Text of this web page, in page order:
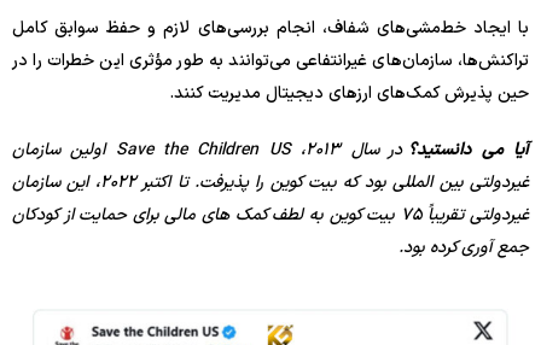
با ایجاد خط‌مشی‌های شفاف، انجام بررسی‌های لازم و حفظ سوابق کامل
تراکنش‌ها، سازمان‌های غیرانتفاعی می‌توانند به طور مؤثری این خطرات را در
حین پذیرش کمک‌های ارزهای دیجیتال مدیریت کنند.
آیا می دانستید؟
در سال 2013، Save the Children US اولین سازمان
غیردولتی بین المللی بود که بیت کوین را پذیرفت. تا اکتبر 2022، این سازمان
غیردولتی تقریباً 75 بیت کوین به لطف کمک های مالی برای حمایت از کودکان
جمع آوری کرده بود.